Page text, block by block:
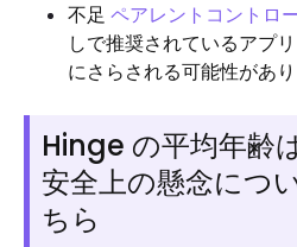
不足 ペアレントコントロ
しで推奨されているアプ
にさらされる可能性があり
Hinge の平均年齢
安全上の懸念につ
ちら